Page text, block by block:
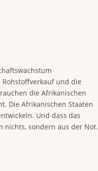
und die
die Afrikanischen
Die Afrikanischen Staaten
Und dass das
nichts, sondern aus der Not.